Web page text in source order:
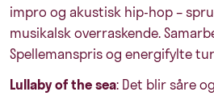
impro og akustisk hip-hop –
musikalsk overraskende.
Spellemanspris og energifylte
Lullaby of the sea: Det blir såre